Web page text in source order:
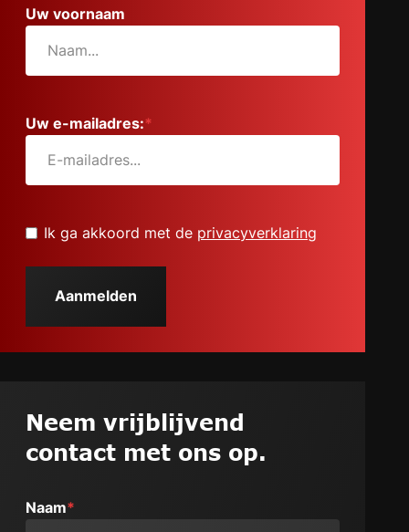
Uw voornaam
Uw e-mailadres:*
Untitled *
Ik ga akkoord met de privacyverklaring
Neem vrijblijvend
contact met ons op.
Naam*